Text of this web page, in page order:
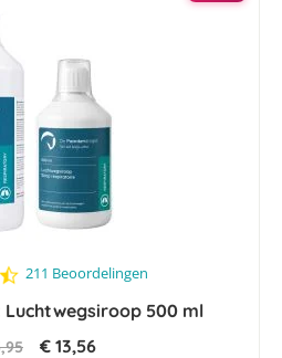
4.6
rating
211 Beoordelingen
500 ml
€ 13,56